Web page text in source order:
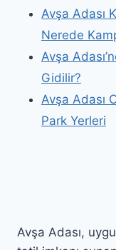
Avşa Adası
Nerede
Avşa
Gidilir?
Avşa Adası
Park Yerleri
Avşa Adası,